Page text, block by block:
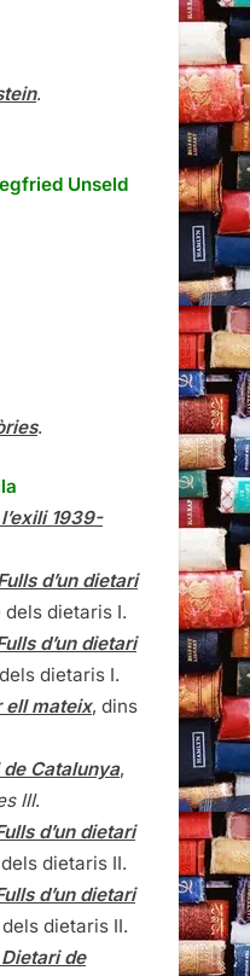
.
Unseld
.
1939-
d’un dietari
dels dietaris I.
d’un dietari
dietaris I.
ell mateix, dins
Catalunya,
III.
d’un dietari
dietaris II.
d’un dietari
dietaris II.
de